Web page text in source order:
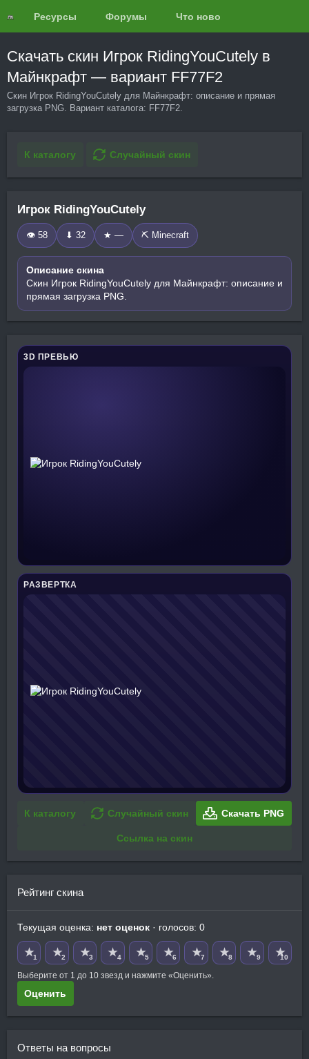
Ресурсы Форумы Что нового?
Скачать скин Игрок RidingYouCutely в
Майнкрафт — вариант FF77F2
Скин Игрок RidingYouCutely для Майнкрафт: описание и прямая
загрузка PNG. Вариант каталога: FF77F2.
К каталогу Случайный скин
Игрок RidingYouCutely
👁 58 ⬇ 32 ★ — ⛏️ Minecraft
Описание скина
Скин Игрок RidingYouCutely для Майнкрафт: описание и
прямая загрузка PNG.
3D ПРЕВЬЮ
РАЗВЕРТКА
К каталогу Случайный скин Скачать PNG
Ссылка на скин
Рейтинг скина
Текущая оценка: нет оценок · голосов: 0
★1 ★2 ★3 ★4 ★5 ★6 ★7 ★8 ★9 ★10
Выберите от 1 до 10 звезд и нажмите «Оценить».
Оценить
Ответы на вопросы